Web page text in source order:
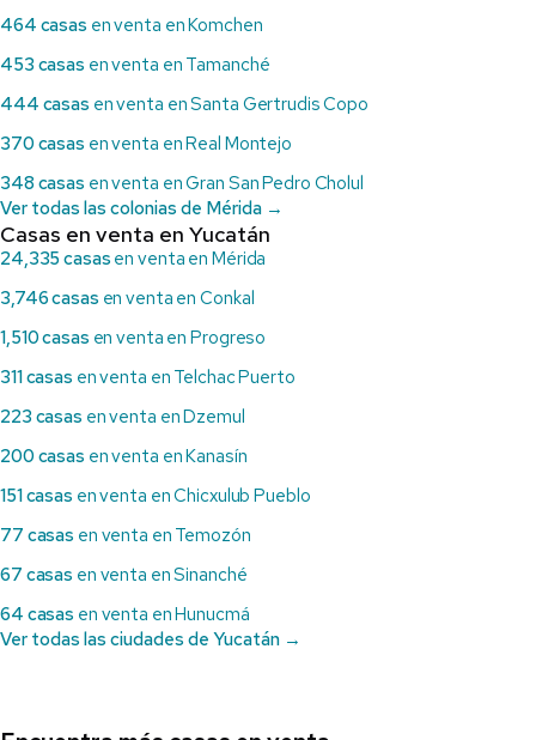
464 casas en venta en Komchen
453 casas en venta en Tamanché
444 casas en venta en Santa Gertrudis Copo
370 casas en venta en Real Montejo
348 casas en venta en Gran San Pedro Cholul
Ver todas las colonias de Mérida →
Casas en venta en Yucatán
24,335 casas en venta en Mérida
3,746 casas en venta en Conkal
1,510 casas en venta en Progreso
311 casas en venta en Telchac Puerto
223 casas en venta en Dzemul
200 casas en venta en Kanasín
151 casas en venta en Chicxulub Pueblo
77 casas en venta en Temozón
67 casas en venta en Sinanché
64 casas en venta en Hunucmá
Ver todas las ciudades de Yucatán →